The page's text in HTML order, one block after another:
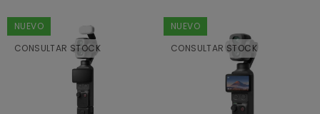
NUEVO
CONSULTAR STOCK
NUEVO
CONSULTAR STOCK